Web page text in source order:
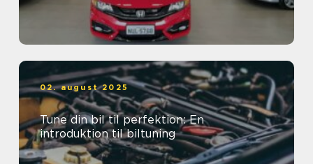
02. august 2025
Tune din bil til perfektion: En
introduktion til biltuning